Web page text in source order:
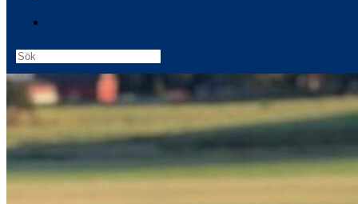
Escape
to
close
the
panel.